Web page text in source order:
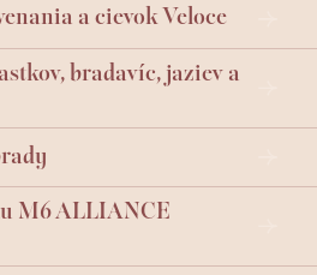
a cievok Veloce
bradavíc, jaziev a
M6 ALLIANCE